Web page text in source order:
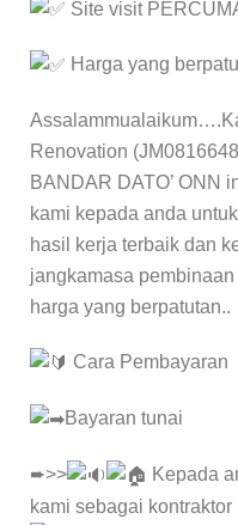
Site visit
Harga yang
Renovation
BANDAR DATO’ ONN
kami kepada anda
hasil kerja terbaik dan
jangkamasa
harga yang berpatutan..
Cara Pembayaran
Bayaran tunai
➨>>
Kepada
kami sebagai